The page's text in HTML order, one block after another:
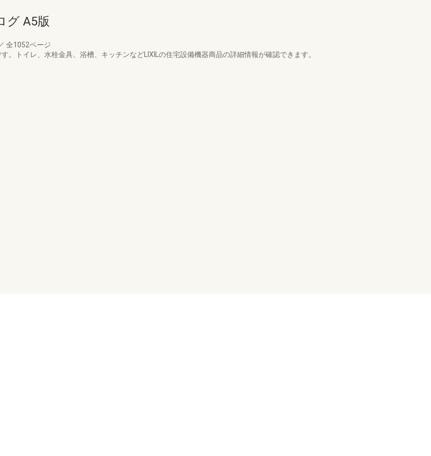
グ A5版
全1052ページ
。トイレ、水栓金具、浴槽、キッチンなどLIXILの住宅設備機器商品の詳細情報が確認できます。